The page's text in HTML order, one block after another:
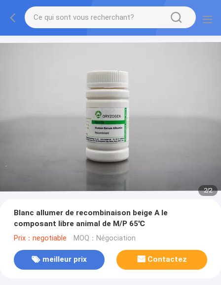
2/2
Blanc allumer de recombinaison beige A le
composant libre animal de M/P 65℃
Prix：negotiable MOQ：Négociation
meilleur prix Contactez